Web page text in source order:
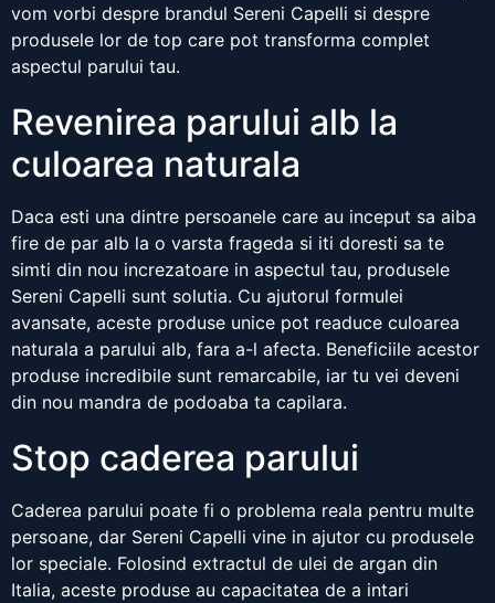
vom vorbi despre brandul Sereni Capelli si despre
produsele lor de top care pot transforma complet
aspectul parului tau.
Revenirea parului alb la
culoarea naturala
Daca esti una dintre persoanele care au inceput sa aiba
fire de par alb la o varsta frageda si iti doresti sa te
simti din nou increzatoare in aspectul tau, produsele
Sereni Capelli sunt solutia. Cu ajutorul formulei
avansate, aceste produse unice pot readuce culoarea
naturala a parului alb, fara a-l afecta. Beneficiile acestor
produse incredibile sunt remarcabile, iar tu vei deveni
din nou mandra de podoaba ta capilara.
Stop caderea parului
Caderea parului poate fi o problema reala pentru multe
persoane, dar Sereni Capelli vine in ajutor cu produsele
lor speciale. Folosind extractul de ulei de argan din
Italia, aceste produse au capacitatea de a intari